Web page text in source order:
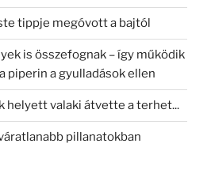
tippje megóvott a bajtól
is összefognak – így működik
piperin a gyulladások ellen
helyett valaki átvette a terhet...
pillanatokban